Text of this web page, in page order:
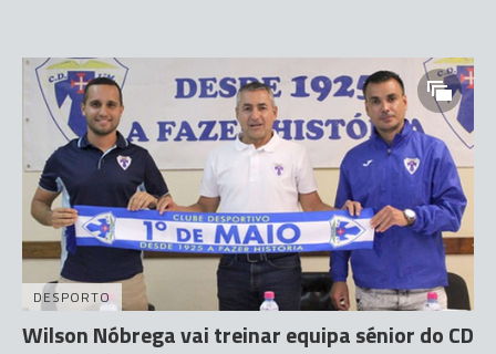
DESPORTO
Wilson Nóbrega vai treinar equipa sénior do CD